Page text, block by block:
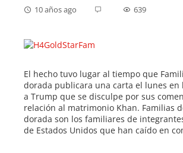
10 años ago 639
El hecho tuvo lugar al tiempo que
dorada publicara una carta el lunes en
a Trump que se disculpe por sus
relación al matrimonio Khan. Familias
dorada son los familiares de
de Estados Unidos que han caído en